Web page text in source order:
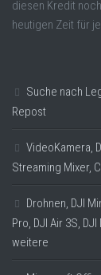
diesen Kredit
heutigen Zeit für
Suche nach
Repost
VideoKamera,
Streaming Mixer,
Drohnen, DJI
Pro, DJI Air 3S,
weitere